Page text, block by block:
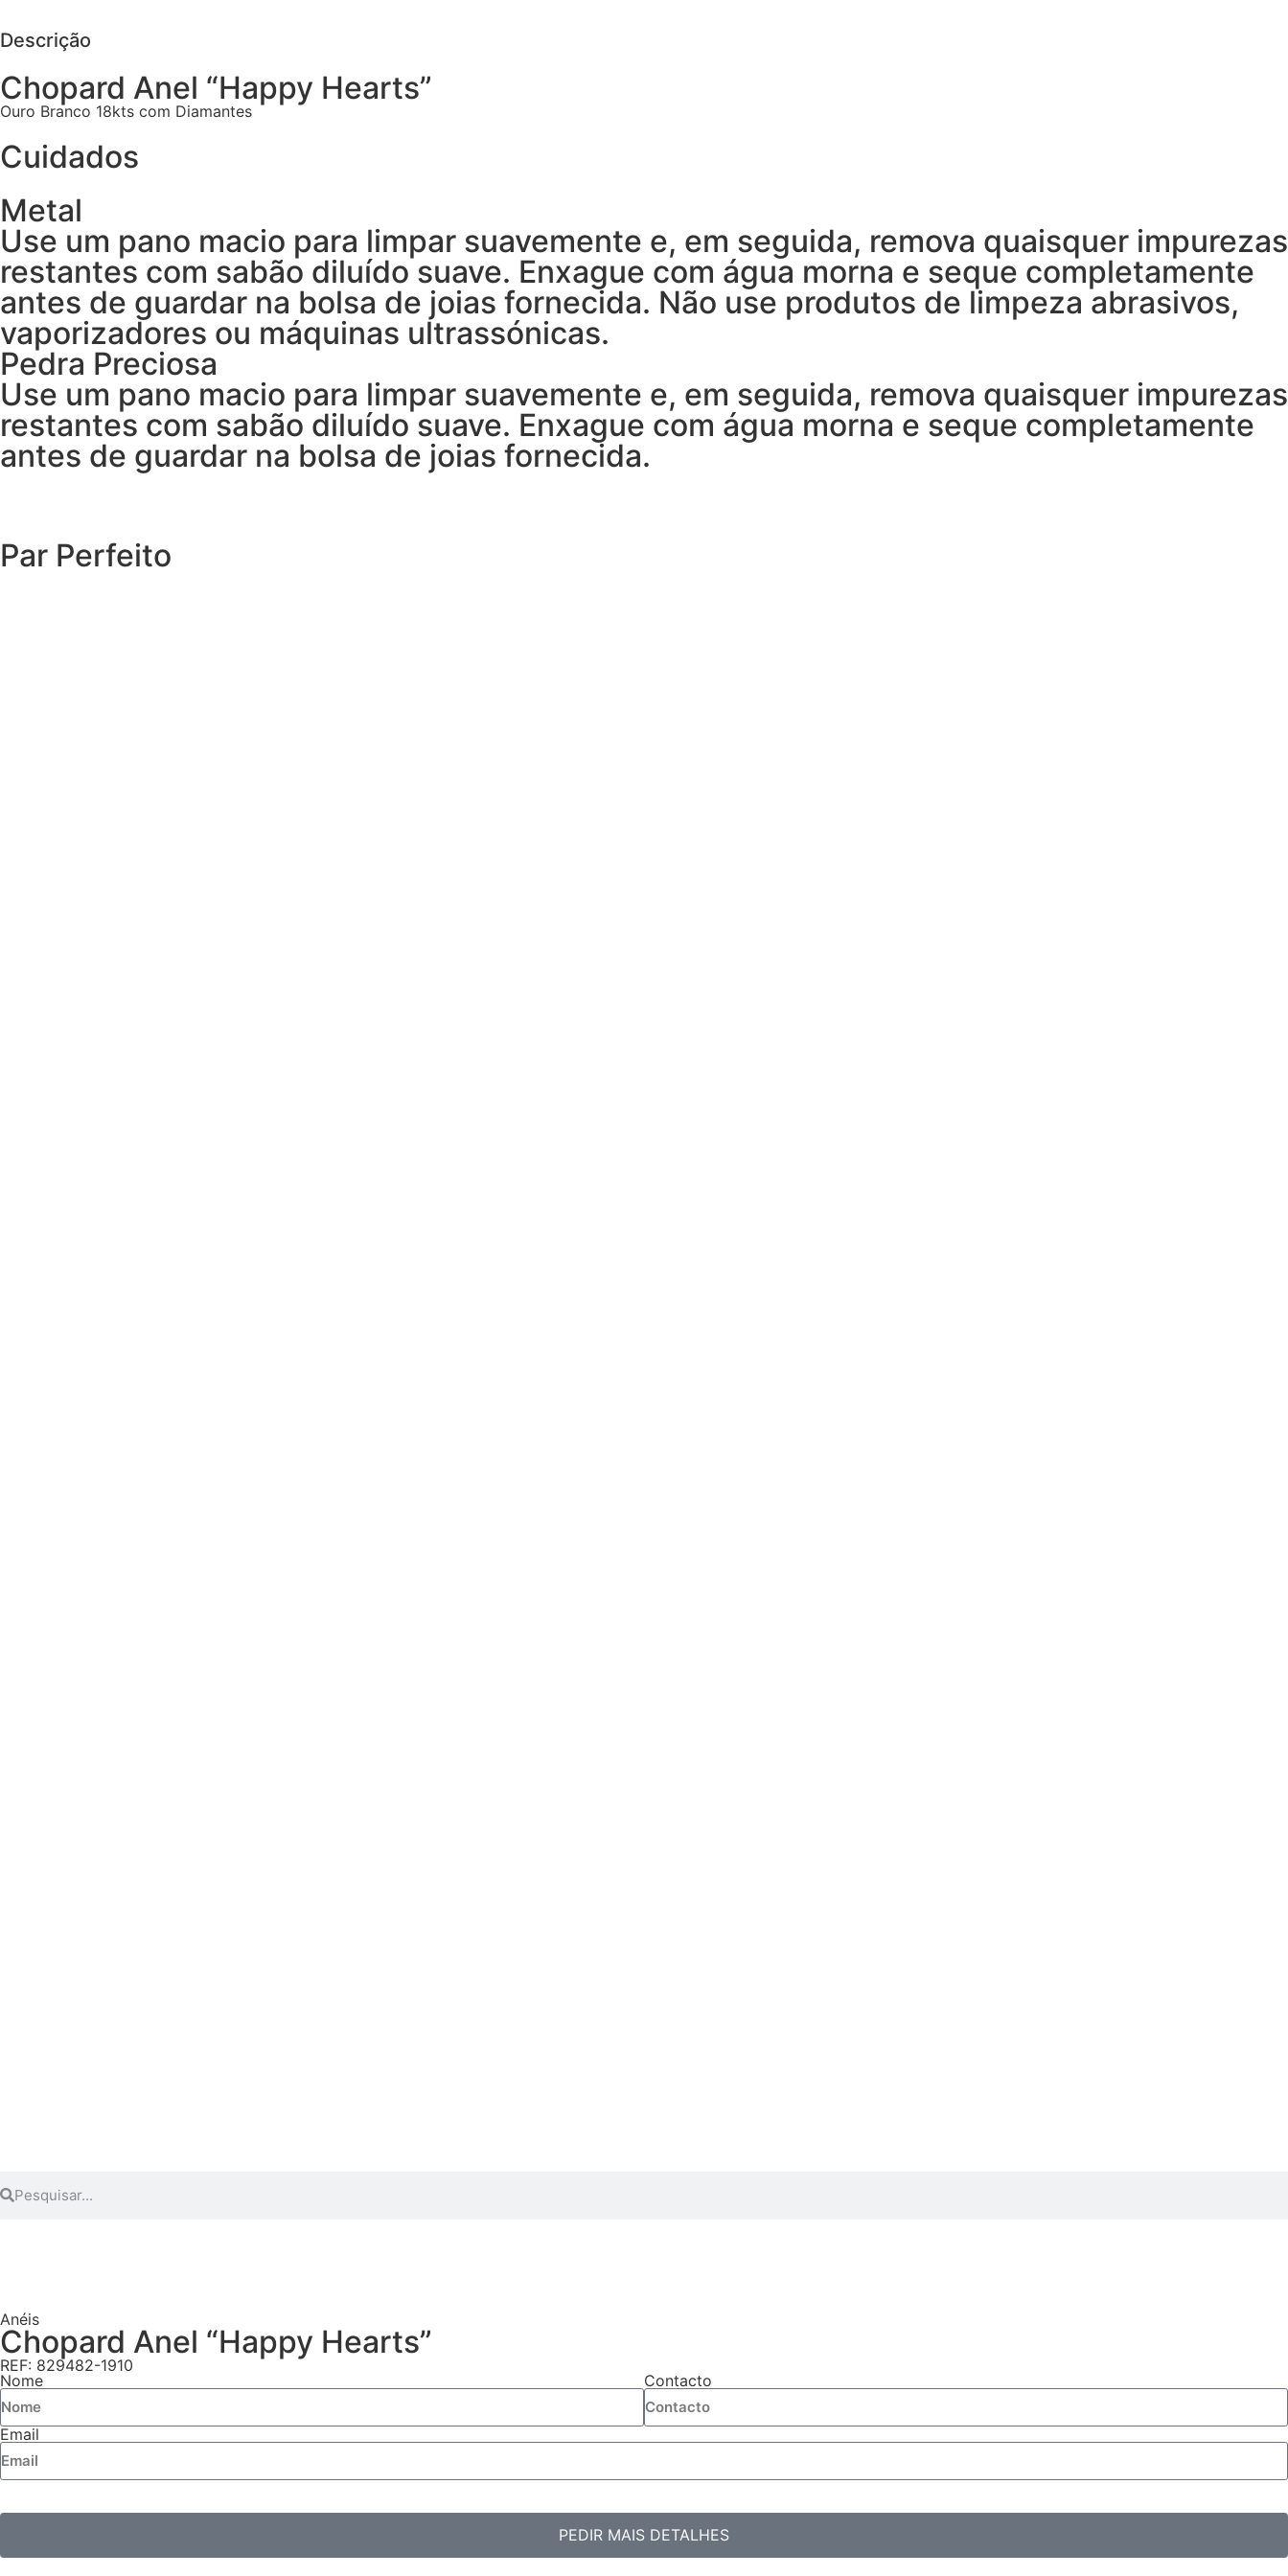
Descrição
Chopard Anel “Happy Hearts”
Ouro Branco 18kts com Diamantes
Cuidados
Metal
Use um pano macio para limpar suavemente e, em seguida, remova quaisquer impurezas
restantes com sabão diluído suave. Enxague com água morna e seque completamente
antes de guardar na bolsa de joias fornecida. Não use produtos de limpeza abrasivos,
vaporizadores ou máquinas ultrassónicas.
Pedra Preciosa
Use um pano macio para limpar suavemente e, em seguida, remova quaisquer impurezas
restantes com sabão diluído suave. Enxague com água morna e seque completamente
antes de guardar na bolsa de joias fornecida.
Par Perfeito
Anéis
Chopard Anel “Happy Hearts”
REF: 829482-1910
Nome
Contacto
Email
PEDIR MAIS DETALHES